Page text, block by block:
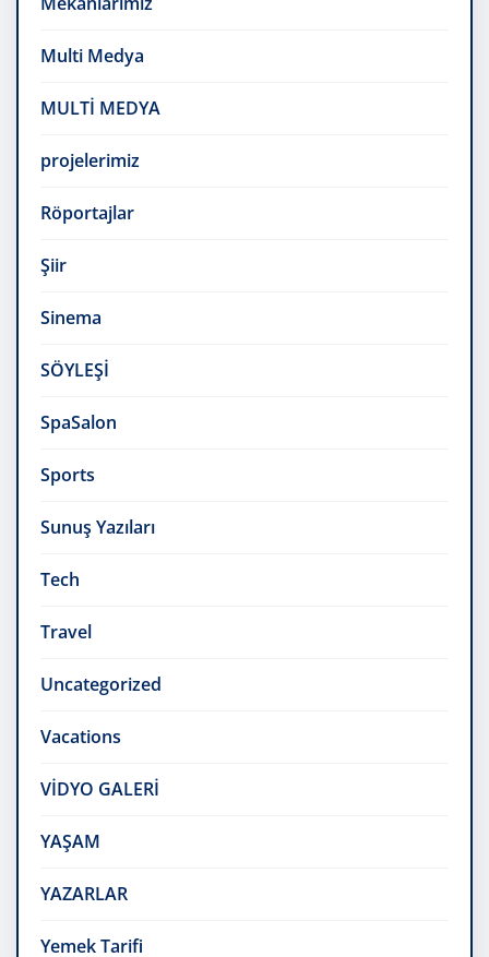
Multi Medya
MULTİ MEDYA
projelerimiz
Röportajlar
Şiir
Sinema
SÖYLEŞİ
SpaSalon
Sports
Sunuş Yazıları
Tech
Travel
Uncategorized
Vacations
VİDYO GALERİ
YAŞAM
YAZARLAR
Yemek Tarifi